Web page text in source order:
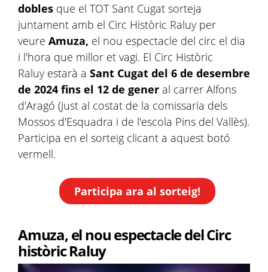
dobles que el TOT Sant Cugat sorteja
juntament amb el Circ Històric Raluy per
veure Amuza, el nou espectacle del circ el dia
i l'hora que millor et vagi. El Circ Històric
Raluy estarà a Sant Cugat del 6 de desembre
de 2024 fins el 12 de gener al carrer Alfons
d'Aragó (just al costat de la comissaria dels
Mossos d'Esquadra i de l'escola Pins del Vallès).
Participa en el sorteig clicant a aquest botó
vermell.
Participa ara al sorteig!
Amuza, el nou espectacle del Circ
històric Raluy